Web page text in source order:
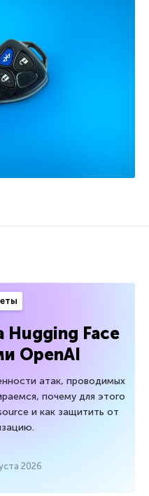
Hugging Face
OpenAI
атак, проводимых
почему для этого
и как защитить от
2026